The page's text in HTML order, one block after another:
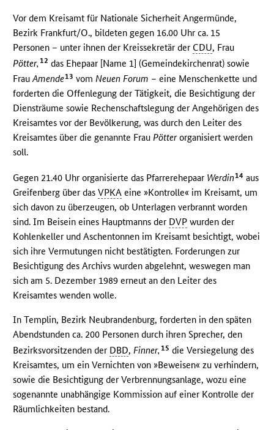
Vor dem Kreisamt für Nationale Sicherheit Angermünde,
Bezirk Frankfurt/O., bildeten gegen 16.00 Uhr ca. 15
Personen – unter ihnen der Kreissekretär der CDU, Frau
Pötter, 12 das Ehepaar [Name 1] (Gemeindekirchenrat) sowie
FrauAmende13 vomNeuen Forum – eine Menschenkette und
forderten die Offenlegung der Tätigkeit, die Besichtigung der
Diensträume sowie Rechenschaftslegung der Angehörigen des
Kreisamtes vor der Bevölkerung, was durch den Leiter des
Kreisamtes über die genannte FrauPötterorganisiert werden
soll.
Gegen 21.40 Uhr organisierte das Pfarrerehepaar Werdin14 aus
Greifenberg über dasVPKA eine »Kontrolle« im Kreisamt, um
sich davon zu überzeugen, ob Unterlagen verbrannt worden
sind. Im Beisein eines Hauptmanns der DVP wurden der
Kohlenkeller und Aschentonnen im Kreisamt besichtigt, wobei
sich ihre Vermutungen nicht bestätigten. Forderungen zur
Besichtigung des Archivs wurden abgelehnt, weswegen man
sich am 5. Dezember 1989 erneut an den Leiter des
Kreisamtes wenden wolle.
In Templin, Bezirk Neubrandenburg, forderten in den späten
Abendstunden ca. 200 Personen durch ihren Sprecher, den
Bezirksvorsitzenden der DBD,Finner,15 die Versiegelung des
Kreisamtes, um ein Vernichten von »Beweisen« zu verhindern,
sowie die Besichtigung der Verbrennungsanlage, wozu eine
sogenannte unabhängige Kommission auf einer Kontrolle der
Räumlichkeiten bestand.